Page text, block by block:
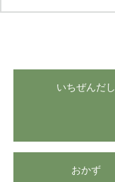
いちぜんだし
おかず